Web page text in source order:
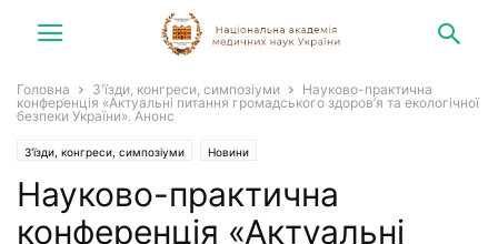
Головна З'їзди, конгреси, симпозіуми
Науково-практична
конференція «Актуальні питання громадського здоров’я та екологічної
безпеки України». Анонс
З'їзди, конгреси, симпозіуми Новини
Науково-практична
конференція «Актуальні